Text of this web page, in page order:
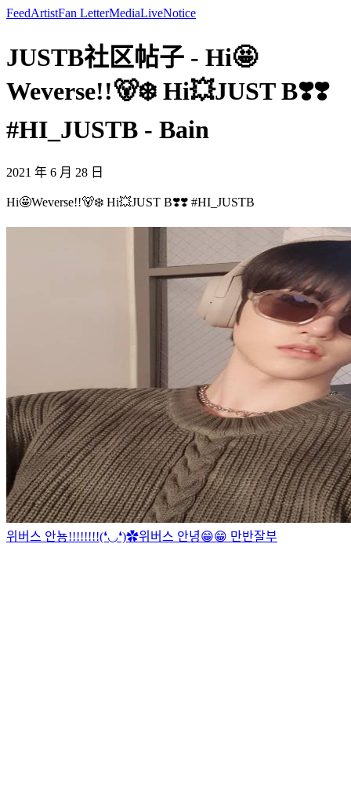
FeedArtistFan LetterMediaLiveNotice
JUSTB社区帖子 - Hi🤩
Weverse!!🐻‍❄️ Hi💥JUST B❣️❣️
#HI_JUSTB - Bain
2021 年 6 月 28 日
Hi🤩Weverse!!🐻‍❄️ Hi💥JUST B❣️❣️ #HI_JUSTB
위버스 안뇽!!!!!!!!(❛◡❛)✿위버스 안녕😁😁 만반잘부